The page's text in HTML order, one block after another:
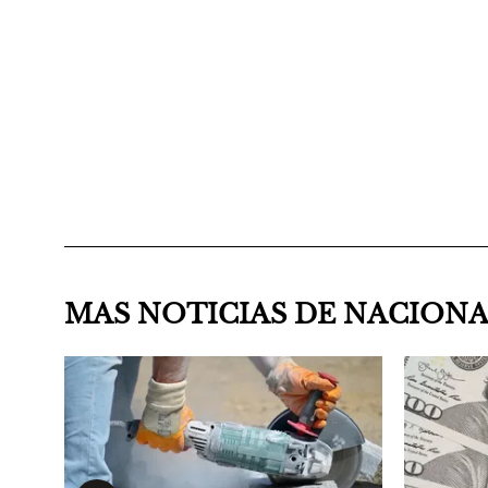
MAS NOTICIAS DE